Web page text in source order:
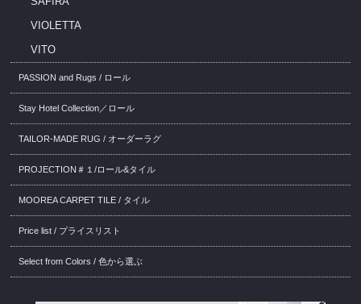
VIOLETTA
VITO
PASSION and Rugs / ロール
Stay Hotel Collection／ロール
TAILOR-MADE RUG / オーダーラグ
PROJECTION＃１/ロール&タイル
MOOREA CARPET TILE / タイル
Price list / プライスリスト
Select from Colors / 色から選ぶ